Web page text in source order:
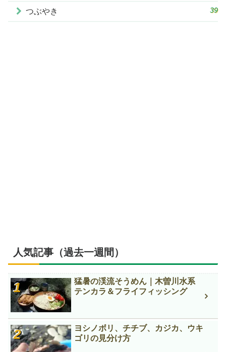
つぶやき 39
人気記事（過去一週間）
猛暑の渓流そうめん｜木曽川水系
テンカラ＆フライフィッシング
ヨシノボリ、チチブ、カジカ、ウキ
ゴリの見分け方